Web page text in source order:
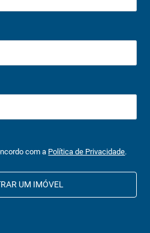
com a Política de Privacidade.
UM IMÓVEL